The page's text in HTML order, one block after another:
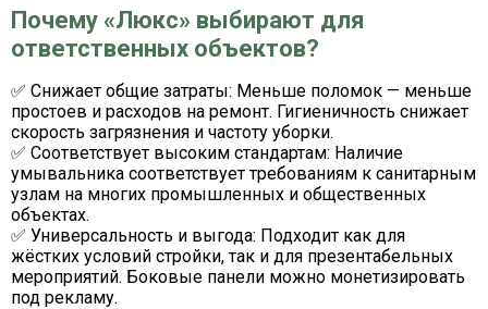
Почему «Люкс» выбирают для
ответственных объектов?
✅ Снижает общие затраты: Меньше поломок — меньше
простоев и расходов на ремонт. Гигиеничность снижает
скорость загрязнения и частоту уборки.
✅ Соответствует высоким стандартам: Наличие
умывальника соответствует требованиям к санитарным
узлам на многих промышленных и общественных
объектах.
✅ Универсальность и выгода: Подходит как для
жёстких условий стройки, так и для презентабельных
мероприятий. Боковые панели можно монетизировать
под рекламу.